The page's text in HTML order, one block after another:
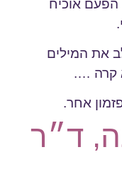
אוכיח
את המילים
קרה ….
אחר.
ד״ר